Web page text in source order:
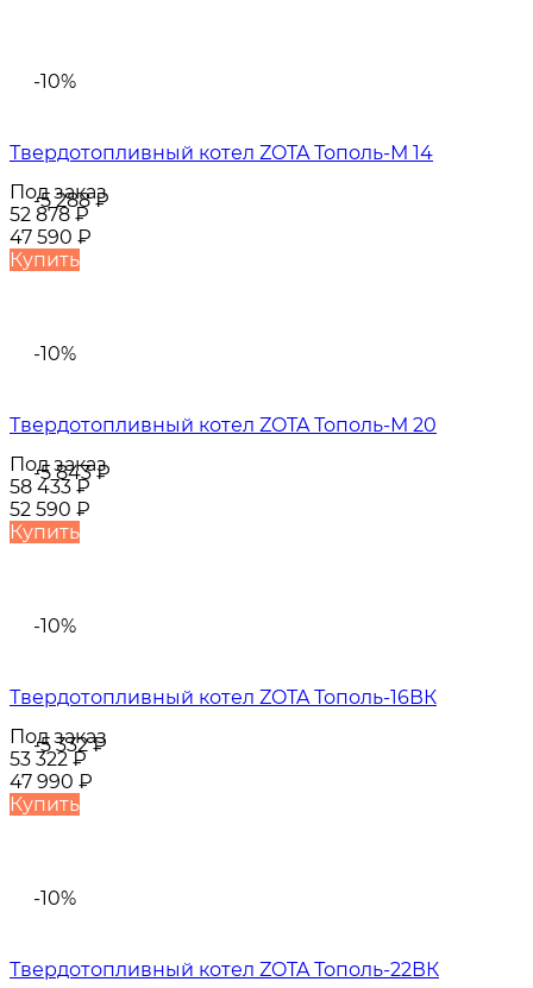
-10%
-5 288₽
Твердотопливный котел ZOTA Тополь-М 14
Под заказ
52 878₽
47 590 ₽
Купить
-10%
-5 843₽
Твердотопливный котел ZOTA Тополь-М 20
Под заказ
58 433 ₽
52 590 ₽
Купить
-10%
-5 332₽
Твердотопливный котел ZOTA Тополь-16ВК
Под заказ
53 322₽
47 990 ₽
Купить
-10%
Твердотопливный котел ZOTA Тополь-22ВК